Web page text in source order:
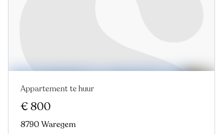
Nieuw
Appartement te huur
€ 800
8790 Waregem